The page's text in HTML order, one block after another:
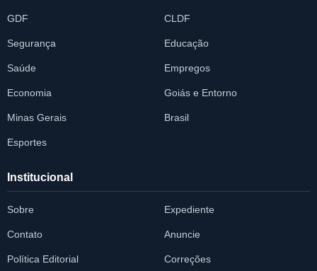
GDF CLDF
Segurança Educação
Saúde Empregos
Economia Goiás e Entorno
Minas Gerais Brasil
Esportes
Institucional
Sobre Expediente
Contato Anuncie
Política Editorial Correções